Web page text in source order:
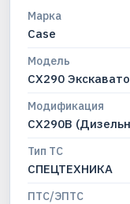
Марка
Case
Модель
CX290
Модификация
CX290B
Тип ТС
СПЕЦТЕХНИКА
ПТС/ЭПТС